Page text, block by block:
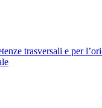
trasversali e per